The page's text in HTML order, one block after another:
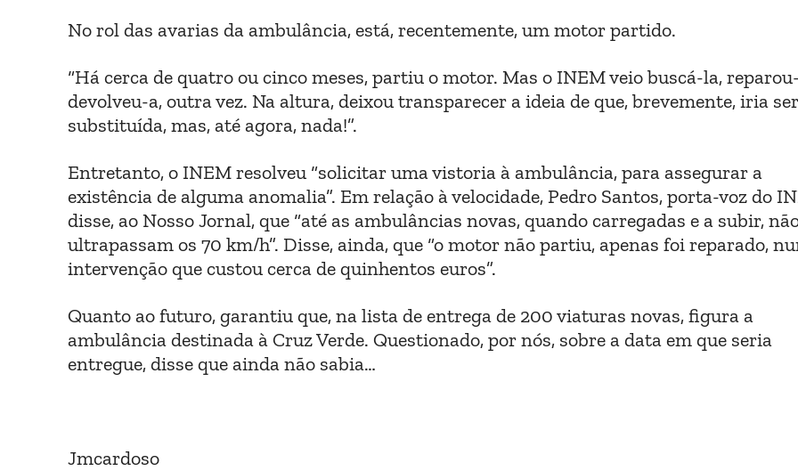
No rol das avarias da ambulância, está, recentemente, um motor partido.
“Há cerca de quatro ou cinco meses, partiu o motor. Mas o INEM veio buscá-la,
devolveu-a, outra vez. Na altura, deixou transparecer a ideia de que, brevemente, iria ser
substituída, mas, até agora, nada!”.
Entretanto, o INEM resolveu “solicitar uma vistoria à ambulância, para assegurar a
existência de alguma anomalia”. Em relação à velocidade, Pedro Santos, porta-voz do
disse, ao Nosso Jornal, que “até as ambulâncias novas, quando carregadas e a subir,
ultrapassam os 70 km/h”. Disse, ainda, que “o motor não partiu, apenas foi reparado,
intervenção que custou cerca de quinhentos euros”.
Quanto ao futuro, garantiu que, na lista de entrega de 200 viaturas novas, figura a
ambulância destinada à Cruz Verde. Questionado, por nós, sobre a data em que seria
entregue, disse que ainda não sabia…
Jmcardoso